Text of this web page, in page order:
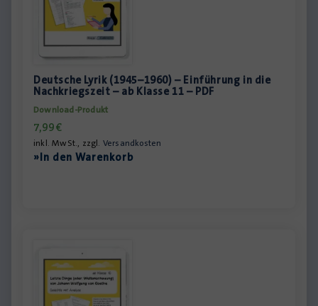
Deutsche Lyrik (1945–1960) – Einführung in die
Nachkriegszeit – ab Klasse 11 – PDF
Download-Produkt
7,99€
inkl. MwSt., zzgl. Versandkosten
»In den Warenkorb